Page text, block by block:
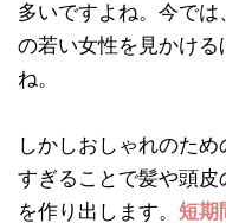
多いですよね。今で
の若い女性を見かけ
ね。
しかしおしゃれのた
すぎることで髪や頭皮
を作り出します。 短期